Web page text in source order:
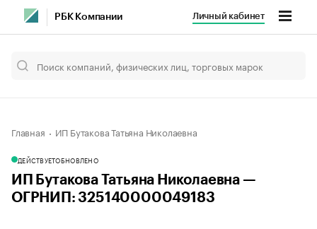
РБК Компании Личный кабинет
Главная ИП Бутакова Татьяна Николаевна
ДЕЙСТВУЕТОБНОВЛЕНО
ИП Бутакова Татьяна Николаевна —
ОГРНИП: 325140000049183